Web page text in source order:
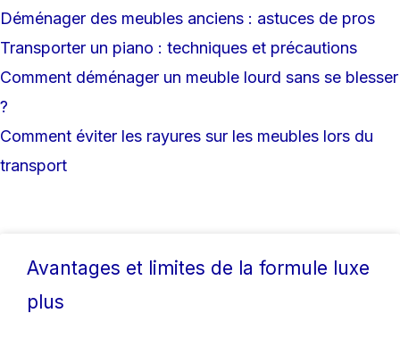
Déménager des meubles anciens : astuces de pros
Transporter un piano : techniques et précautions
Comment déménager un meuble lourd sans se blesser
?
Comment éviter les rayures sur les meubles lors du
transport
Avantages et limites de la formule luxe
plus